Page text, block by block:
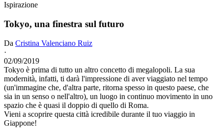
Ispirazione
Tokyo, una finestra sul futuro
Da Cristina Valenciano Ruiz
·
02/09/2019
Tokyo è prima di tutto un altro concetto di megalopoli. La sua
modernità, infatti, ti darà l'impressione di aver viaggiato nel tempo
(un'immagine che, d'altra parte, ritorna spesso in questo paese, che
sia in un senso o nell'altro), un luogo in continuo movimento in uno
spazio che è quasi il doppio di quello di Roma.
Vieni a scoprire questa città icredibile durante il tuo viaggio in
Giappone!